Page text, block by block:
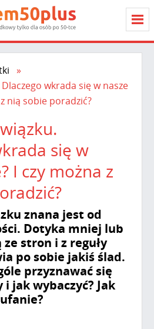
wkrada się w nasze
nią sobie poradzić?
się w
I czy można z
znana jest od
Dotyka mniej lub
stron i z reguły
po sobie jakiś ślad.
przyznawać się
i jak wybaczyć? Jak